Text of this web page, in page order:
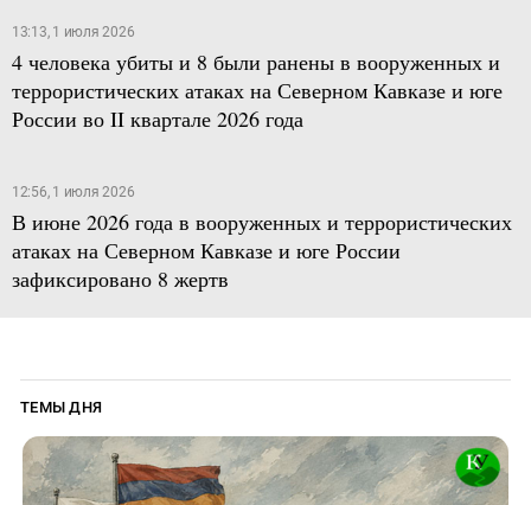
13:13, 1 июля 2026
4 человека убиты и 8 были ранены в вооруженных и
террористических атаках на Северном Кавказе и юге
России во II квартале 2026 года
12:56, 1 июля 2026
В июне 2026 года в вооруженных и террористических
атаках на Северном Кавказе и юге России
зафиксировано 8 жертв
ТЕМЫ ДНЯ